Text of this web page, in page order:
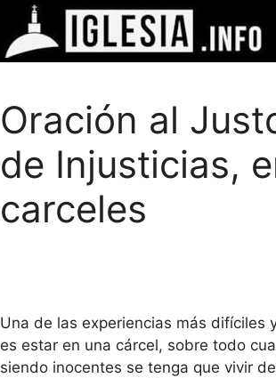
Oración al
de Injusticias,
carceles
Una de las experiencias más difíciles
es estar en una cárcel, sobre todo
siendo inocentes se tenga que vivir